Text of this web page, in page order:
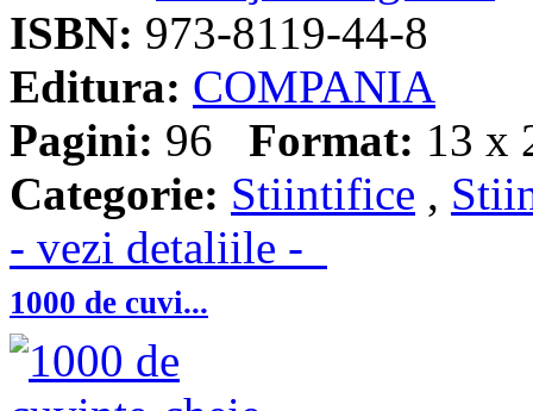
ISBN: 973-8119-44-8
Editura: COMPANIA
Pagini: 96 Format: 13 x
Categorie: Stiintifice ,
- vezi detaliile -
1000 de cuvi...